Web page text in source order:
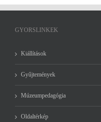
GYORSLINKEK
Kiállítások
Gyűjtemények
Múzeumpedagógia
Oldaltérkép